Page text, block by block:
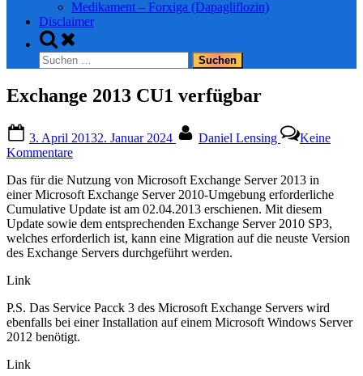
Medikament – Forxiga (Dapagliflozin)
Disclaimer
Toggle
search
form
Suchen
nach:
Exchange 2013 CU1 verfügbar
on
3. April 20132. Januar 2024 Daniel Lensing
Keine
Kommentarezu
2013
CU1
verfügbar
Das für die Nutzung von Microsoft Exchange Server 2013 in
einer Microsoft Exchange Server 2010-Umgebung erforderliche
Cumulative Update ist am 02.04.2013 erschienen. Mit diesem
Update sowie dem entsprechenden Exchange Server 2010 SP3,
welches erforderlich ist, kann eine Migration auf die neuste Version
des Exchange Servers durchgeführt werden.
Link
P.S. Das Service Pacck 3 des Microsoft Exchange Servers wird
ebenfalls bei einer Installation auf einem Microsoft Windows Server
2012 benötigt.
Link